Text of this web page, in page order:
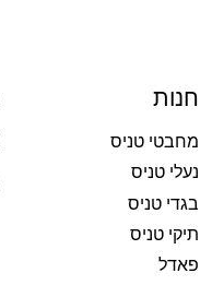
חנות
מחבטי טניס
נעלי טניס
בגדי טניס
תיקי טניס
פאדל